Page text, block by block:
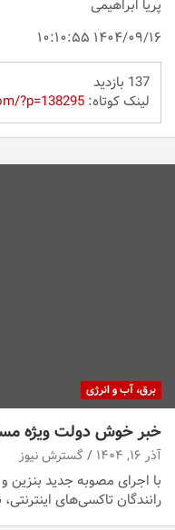
پریا ابراهیمی
۱۴۰۴/۰۹/۱۶ ۱۰:۱۰:۵۵
137 بازدید
لینک کوتاه:?p=138295
برق، آب و انرژی
خبر خوش دولت ویژه
آذر ۱۶, ۱۴۰۴ گسترش نیوز
با اجرای مصوبه جدید
رانندگان تاکسی‌های